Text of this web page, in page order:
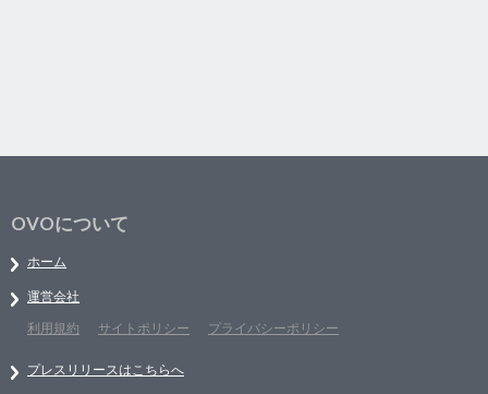
OVOについて
ホーム
運営会社
利用規約
サイトポリシー プライバシーポリシー
プレスリリースはこちらへ